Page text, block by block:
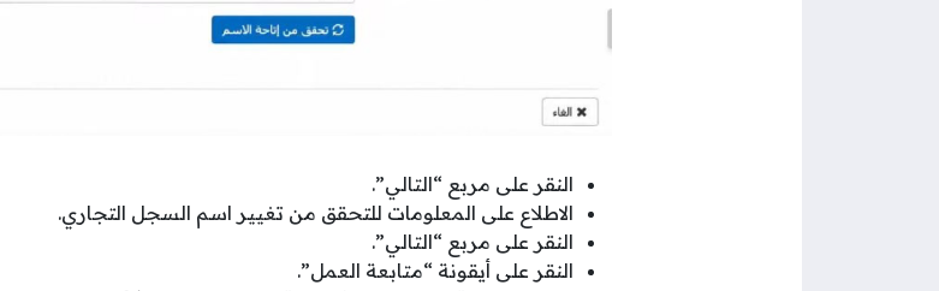
النقر على مربع “التالي”.
الاطلاع على المعلومات للتحقق من تغيير اسم السجل التجاري.
النقر على مربع “التالي”.
النقر على أيقونة “متابعة العمل”.